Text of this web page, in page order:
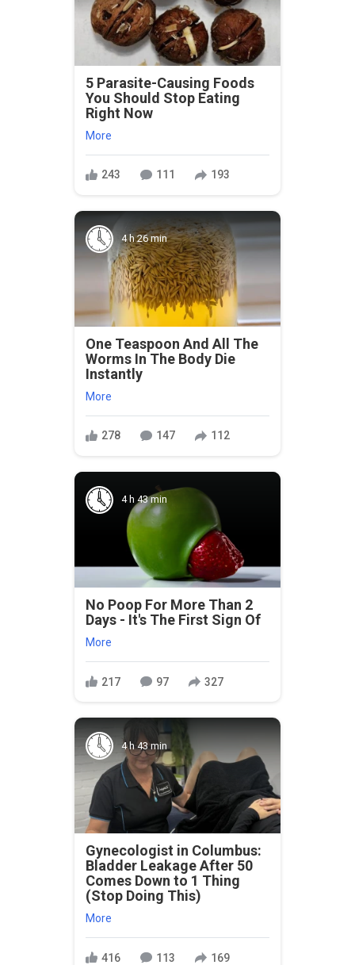
5 Parasite-Causing Foods
You Should Stop Eating
Right Now
More
243 111 193
4 h 26 min
One Teaspoon And All The
Worms In The Body Die
Instantly
More
278 147 112
4 h 43 min
No Poop For More Than 2
Days - It's The First Sign Of
More
217 97 327
4 h 43 min
Gynecologist in Columbus:
Bladder Leakage After 50
Comes Down to 1 Thing
(Stop Doing This)
More
416 113 169